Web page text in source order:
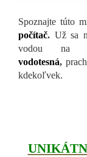
Spoznajte túto
počítač. Už sa
vodou na
vodotesná,
kdekoľvek.